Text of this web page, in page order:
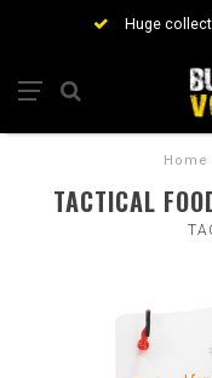
Huge
Home
TACTICAL